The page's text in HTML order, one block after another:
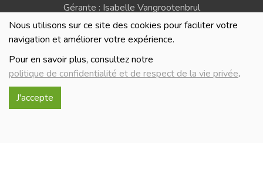
Nous utilisons sur ce site des cookies pour faciliter votre
navigation et améliorer votre expérience.
Pour en savoir plus, consultez notre
politique de confidentialité et de respect de la vie privée.
J'accepte
Gérante : Isabelle Vangrootenbrul
Politique de confidentialité et de respect de la vie
privée